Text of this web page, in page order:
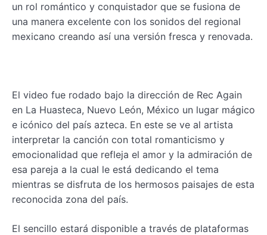
un rol romántico y conquistador que se fusiona de
una manera excelente con los sonidos del regional
mexicano creando así una versión fresca y renovada.
El video fue rodado bajo la dirección de Rec Again
en La Huasteca, Nuevo León, México un lugar mágico
e icónico del país azteca. En este se ve al artista
interpretar la canción con total romanticismo y
emocionalidad que refleja el amor y la admiración de
esa pareja a la cual le está dedicando el tema
mientras se disfruta de los hermosos paisajes de esta
reconocida zona del país.
El sencillo estará disponible a través de plataformas